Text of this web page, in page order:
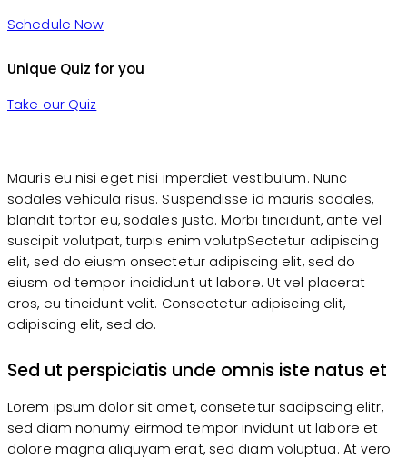
Schedule Now
Unique Quiz for you
Take our Quiz
Mauris eu nisi eget nisi imperdiet vestibulum. Nunc
sodales vehicula risus. Suspendisse id mauris sodales,
blandit tortor eu, sodales justo. Morbi tincidunt, ante vel
suscipit volutpat, turpis enim volutpSectetur adipiscing
elit, sed do eiusm onsectetur adipiscing elit, sed do
eiusm od tempor incididunt ut labore. Ut vel placerat
eros, eu tincidunt velit. Consectetur adipiscing elit,
adipiscing elit, sed do.
Sed ut perspiciatis unde omnis iste natus et
Lorem ipsum dolor sit amet, consetetur sadipscing elitr,
sed diam nonumy eirmod tempor invidunt ut labore et
dolore magna aliquyam erat, sed diam voluptua. At vero